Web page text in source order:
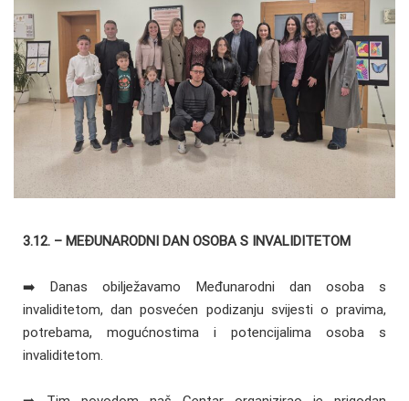
3.12. – MEÐUNARODNI DAN OSOBA S INVALIDITETOM
➡️ Danas obilježavamo Međunarodni dan osoba s
invaliditetom, dan posvećen podizanju svijesti o pravima,
potrebama, mogućnostima i potencijalima osoba s
invaliditetom.